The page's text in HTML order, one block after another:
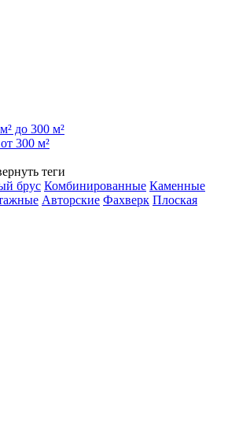
до 300 м²
300 м²
теги
брус Комбинированные Каменные
Авторские Фахверк Плоская